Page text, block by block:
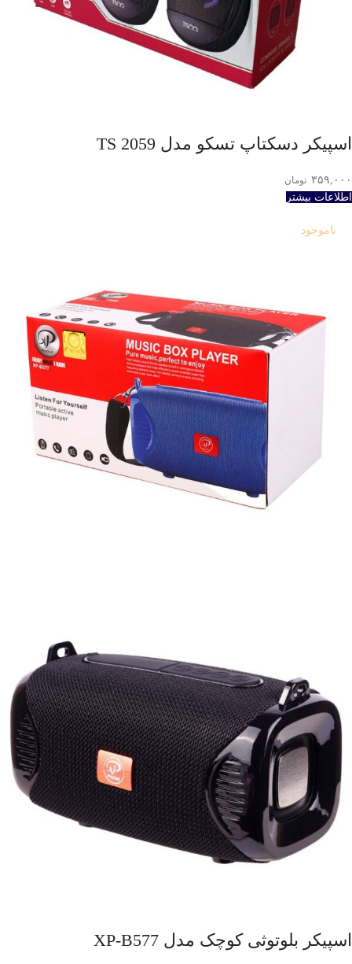
اسپیکر دسکتاپ تسکو مدل TS 2059
۳۵۹,۰۰۰ تومان
اطلاعات بیشتر
ناموجود
اسپيکر بلوتوثی کوچک مدل XP-B577